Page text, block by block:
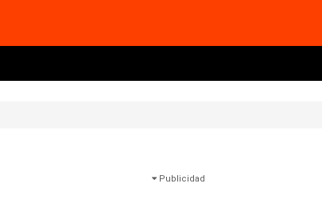
Publicidad